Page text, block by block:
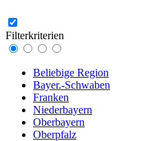
Filterkriterien
Beliebige Region
Bayer.-Schwaben
Franken
Niederbayern
Oberbayern
Oberpfalz